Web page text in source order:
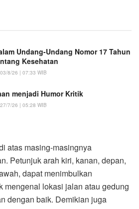
Undang-Undang Nomor 17 Tahun
Kesehatan
8/26 | 07:33 WIB
menjadi Humor Kritik
7/26 | 05:28 WIB
atas masing-masingnya
Petunjuk arah kiri, kanan, depan,
dapat menimbulkan
mengenal lokasi jalan atau gedung
dengan baik. Demikian juga